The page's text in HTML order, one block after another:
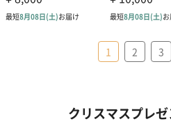
1 2 3
クリスマスプレ